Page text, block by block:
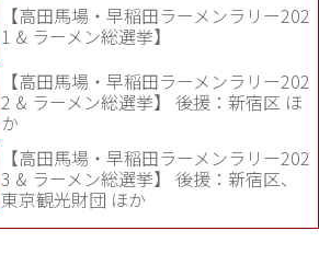
【高田馬場・早稲田ラーメンラリー202
1 & ラーメン総選挙】
【高田馬場・早稲田ラーメンラリー202
2 & ラーメン総選挙】 後援：新宿区 ほ
か
【高田馬場・早稲田ラーメンラリー202
3 & ラーメン総選挙】 後援：新宿区、
東京観光財団 ほか